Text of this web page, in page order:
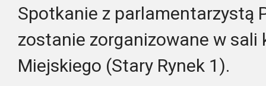
Spotkanie z parlamentarzystą
zostanie zorganizowane w sali
Miejskiego (Stary Rynek 1).